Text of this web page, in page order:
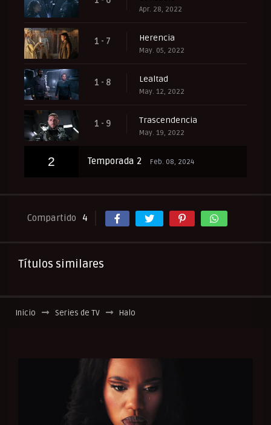
Apr. 28, 2022
1 - 7 Herencia
May. 05, 2022
1 - 8 Lealtad
May. 12, 2022
1 - 9 Trascendencia
May. 19, 2022
2 Temporada 2 Feb. 08, 2024
Compartido 4
Títulos similares
Inicio Series de TV Halo